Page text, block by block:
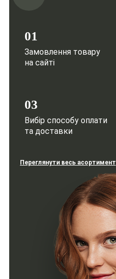
01
Замовлення товару
на сайті
03
Вибір способу оплати
та доставки
Переглянути весь асортимент